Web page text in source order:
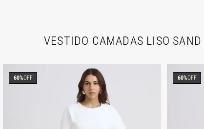
VESTIDO CAMADAS LISO
60%OFF 60%OFF